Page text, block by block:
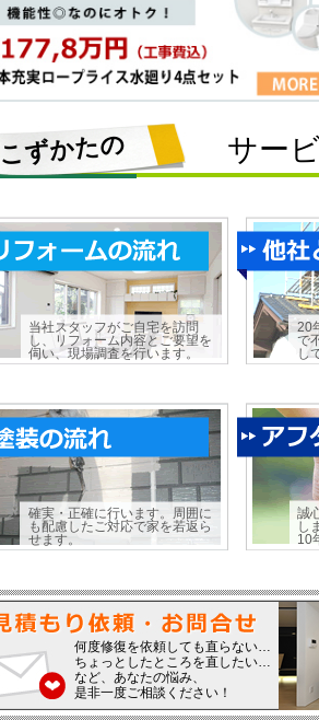
ずかたの サー
当社スタッフがご自宅を訪問
し、リフォーム内容とご要望を
伺い、現場調査を行います。
20
で
し
確実・正確に行います。周囲に
も配慮したご対応で家を若返ら
せます。
誠
し
10
何度修復を依頼しても直らない…
ちょっとしたところを直したい…
など、あなたの悩み、
是非一度ご相談ください！